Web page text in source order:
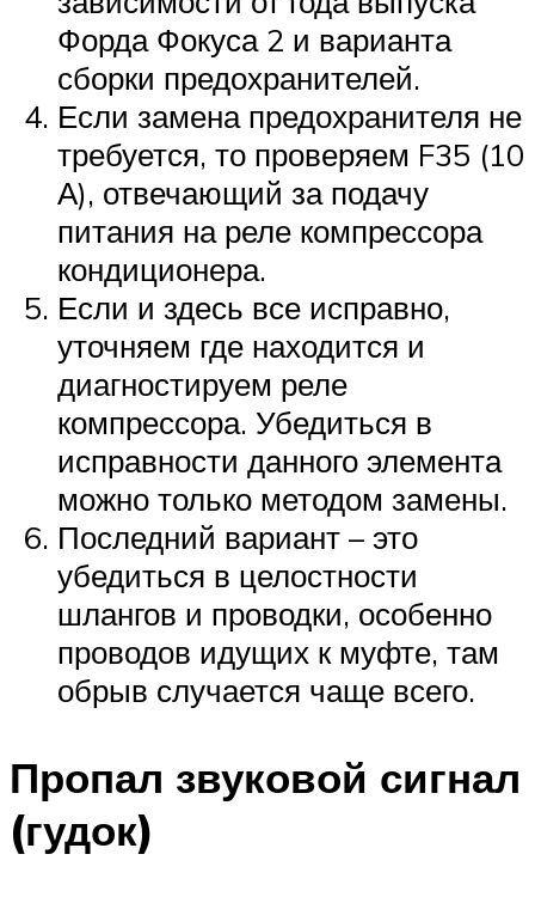
Форда Фокуса 2 и варианта
сборки предохранителей.
Если замена предохранителя не
требуется, то проверяем F35 (10
А), отвечающий за подачу
питания на реле компрессора
кондиционера.
Если и здесь все исправно,
уточняем где находится и
диагностируем реле
компрессора. Убедиться в
исправности данного элемента
можно только методом замены.
Последний вариант – это
убедиться в целостности
шлангов и проводки, особенно
проводов идущих к муфте, там
обрыв случается чаще всего.
Пропал звуковой сигнал
(гудок)